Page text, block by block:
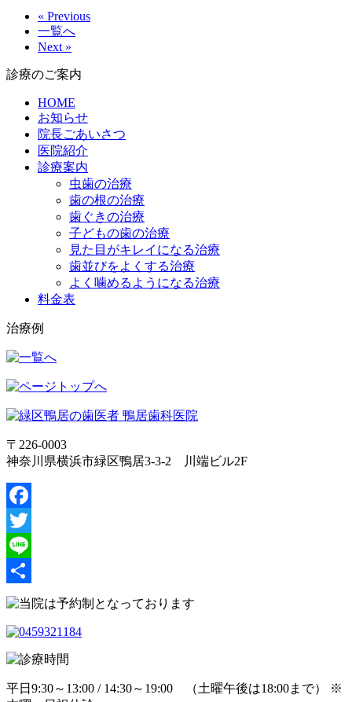
« Previous
一覧へ
Next »
診療のご案内
HOME
お知らせ
院長ごあいさつ
医院紹介
診療案内
虫歯の治療
歯の根の治療
歯ぐきの治療
子どもの歯の治療
見た目がキレイになる治療
歯並びをよくする治療
よく噛めるようになる治療
料金表
治療例
〒226-0003
神奈川県横浜市緑区鴨居3-3-2 川端ビル2F
Facebook
Twitter
Line
共
平日9:30～13:00 / 14:30～19:00 （土曜午後は18:00まで） ※